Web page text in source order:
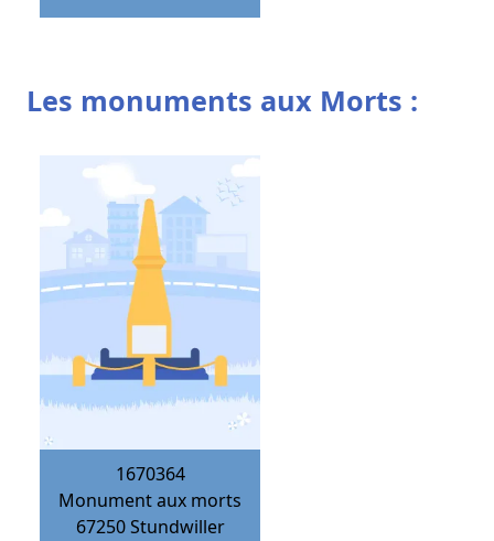
Les monuments aux Morts :
1670364
Monument aux morts
67250 Stundwiller